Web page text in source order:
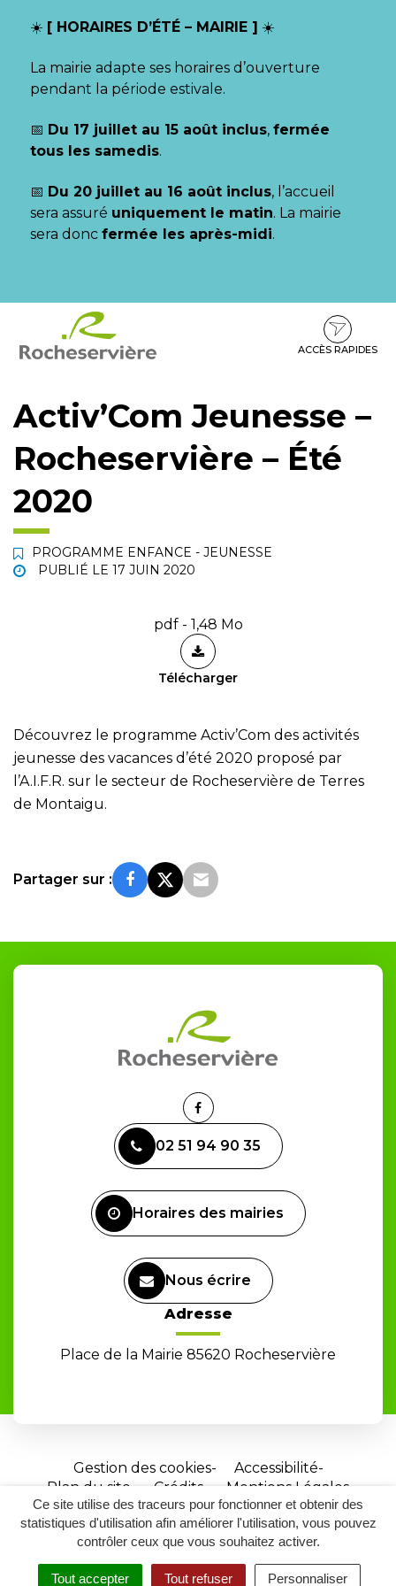
Ce site utilise des traceurs pour fonctionner et obtenir des
statistiques d'utilisation afin améliorer l'utilisation, vous pouvez
contrôler ceux que vous souhaitez activer.
Tout accepter Tout refuser Personnaliser
☀️ [ HORAIRES D’ÉTÉ – MAIRIE ] ☀️
La mairie adapte ses horaires d’ouverture
pendant la période estivale.
📅 Du 17 juillet au 15 août inclus, fermée
tous les samedis.
📅 Du 20 juillet au 16 août inclus, l’accueil
sera assuré uniquement le matin. La mairie
sera donc fermée les après-midi.
contenu
pied
ACCÈS RAPIDES
Activ’Com Jeunesse –
Rocheservière – Été
2020
PROGRAMME ENFANCE - JEUNESSE
PUBLIÉ LE 17 JUIN 2020
pdf - 1,48 Mo
Télécharger
Découvrez le programme Activ’Com des activités
jeunesse des vacances d’été 2020 proposé par
l’A.I.F.R. sur le secteur de Rocheservière de Terres
de Montaigu.
Partager sur :
Lien
le
compte
02 51 94 90 35
Horaires des mairies
Nous écrire
Adresse
Place de la Mairie 85620 Rocheservière
Gestion des cookies
Accessibilité
Plan du site
Crédits
Mentions Légales
Site
réalisé
par
Inovagora